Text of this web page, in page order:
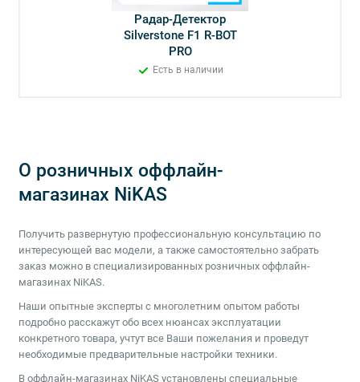
Радар-Детектор
Silverstone F1 R-BOT
PRO
Есть в наличии
О розничных оффлайн-
магазинах NiKAS
Получить развернутую профессиональную консультацию по
интересующей вас модели, а также самостоятельно забрать
заказ можно в специализированных розничных оффлайн-
магазинах NiKAS.
Наши опытные эксперты с многолетним опытом работы
подробно расскажут обо всех нюансах эксплуатации
конкретного товара, учтут все Ваши пожелания и проведут
необходимые предварительные настройки техники.
В оффлайн-магазинах NiKAS установлены специальные